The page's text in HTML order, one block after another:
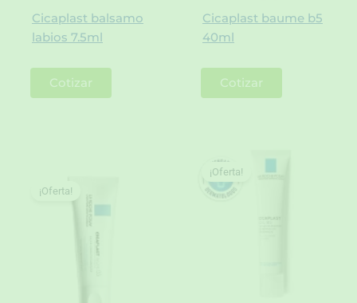
Cicaplast balsamo
labios 7.5ml
Cotizar
Cicaplast baume b5
40ml
Cotizar
¡Oferta!
¡Oferta!